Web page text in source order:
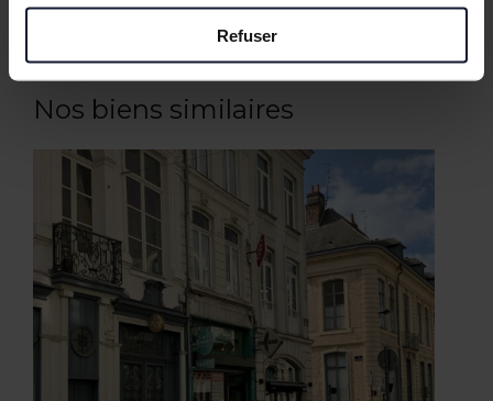
Refuser
Nos biens similaires